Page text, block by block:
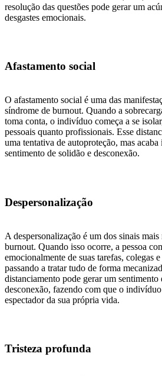
resolução das questões pode gerar um
desgastes emocionais.
Afastamento social
O afastamento social é uma das
síndrome de burnout. Quando a
toma conta, o indivíduo começa a se
pessoais quanto profissionais. Esse
uma tentativa de autoproteção, mas
sentimento de solidão e desconexão.
Despersonalização
A despersonalização é um dos sinais
burnout. Quando isso ocorre, a pessoa
emocionalmente de suas tarefas, colegas
passando a tratar tudo de forma
distanciamento pode gerar um sentimento
desconexão, fazendo com que o
espectador da sua própria vida.
Tristeza profunda